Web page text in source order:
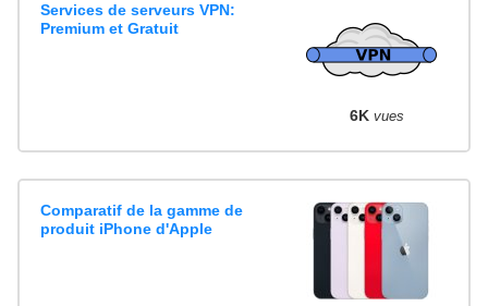
Services de serveurs VPN:
Premium et Gratuit
6K vues
Comparatif de la gamme de
produit iPhone d'Apple